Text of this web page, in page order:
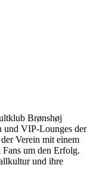
Brønshøj
und VIP-Lounges der
Verein mit einem
um den Erfolg.
und ihre